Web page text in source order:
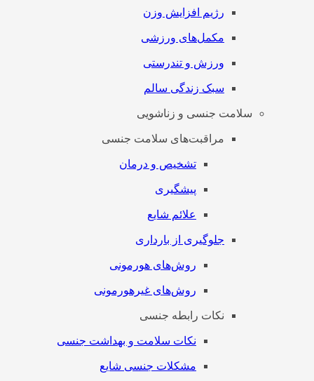
رژیم افزایش وزن
مکمل‌های ورزشی
ورزش و تندرستی
سبک زندگی سالم
سلامت جنسی و زناشویی
مراقبت‌های سلامت جنسی
تشخیص و درمان
پیشگیری
علائم شایع
جلوگیری از بارداری
روش‌های هورمونی
روش‌های غیرهورمونی
نکات رابطه جنسی
نکات سلامت و بهداشت جنسی
مشکلات جنسی شایع